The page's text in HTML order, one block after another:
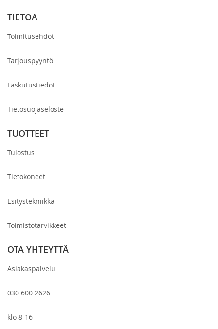
TIETOA
Toimitusehdot
Tarjouspyyntö
Laskutustiedot
Tietosuojaseloste
TUOTTEET
Tulostus
Tietokoneet
Esitystekniikka
Toimistotarvikkeet
OTA YHTEYTTÄ
Asiakaspalvelu
030 600 2626
klo 8-16